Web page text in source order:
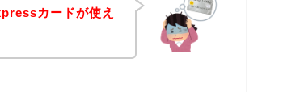
カードが使え